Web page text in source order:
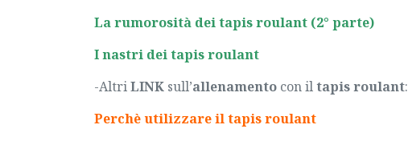
La rumorosità dei tapis roulant (2° parte)
I nastri dei tapis roulant
-AltriLINK sull’allenamento con iltapis roulant:
Perchè utilizzare il tapis roulant